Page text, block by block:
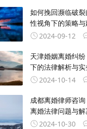
如何挽回濒临破
性视角下的策略与
2024-09-12
天津婚姻离婚纠
下的法律解析与
2024-10-14
成都离婚律师咨
离婚法律问题与
2024-10-30